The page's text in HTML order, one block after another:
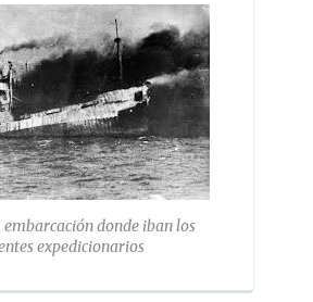
donde iban los
expedicionarios